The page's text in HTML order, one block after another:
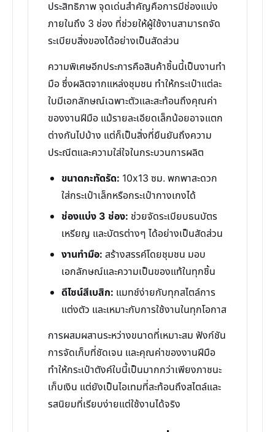
ประสิทธิภาพ จุดเด่นสำคัญคือการมีช่องแบ่ง
ภายในถึง 3 ช่อง ที่ช่วยให้ผู้ใช้งานสามารถจัด
ระเบียบสิ่งของได้อย่างเป็นสัดส่วน
ความพิเศษอีกประการคือสินค้าชิ้นนี้เป็นงานทำ
มือ ซึ่งผลิตจากแหล่งชุมชน ทำให้กระเป๋าแต่ละ
ใบมีเอกลักษณ์เฉพาะตัวและสะท้อนถึงคุณค่า
ของงานฝีมือ แม้รายละเอียดเล็กน้อยอาจแตก
ต่างกันไปบ้าง แต่ก็เป็นสิ่งที่ยืนยันถึงความ
ประณีตและความใส่ใจในกระบวนการผลิต
ขนาดกะทัดรัด: 10x13 ซม. พกพาสะดวก
ใส่กระเป๋าเล็กหรือกระเป๋ากางเกงได้
ช่องแบ่ง 3 ช่อง: ช่วยจัดระเบียบธนบัตร
เหรียญ และบัตรต่างๆ ได้อย่างเป็นสัดส่วน
งานทำมือ: สร้างสรรค์โดยชุมชน มอบ
เอกลักษณ์และความเป็นของแท้ในทุกชิ้น
ดีไซน์สีเบสิก: แมทช์ง่ายกับทุกสไตล์การ
แต่งตัว และเหมาะกับการใช้งานในทุกโอกาส
การผสมผสานระหว่างขนาดที่เหมาะสม ฟังก์ชัน
การจัดเก็บที่ชัดเจน และคุณค่าของงานฝีมือ
ทำให้กระเป๋าตังค์ใบนี้เป็นมากกว่าเพียงภาชนะ
เก็บเงิน แต่ยังเป็นไอเทมที่สะท้อนถึงสไตล์และ
รสนิยมที่เรียบง่ายแต่ใช้งานได้จริง